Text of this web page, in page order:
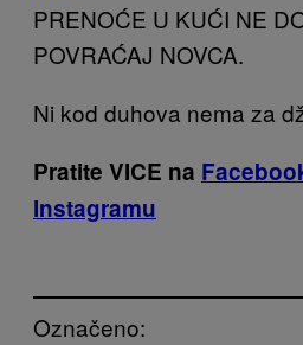
PRENOĆE U KUĆI NE
POVRAĆAJ NOVCA.
Ni kod duhova nema za
Pratite VICE na
Instagramu
Označeno: